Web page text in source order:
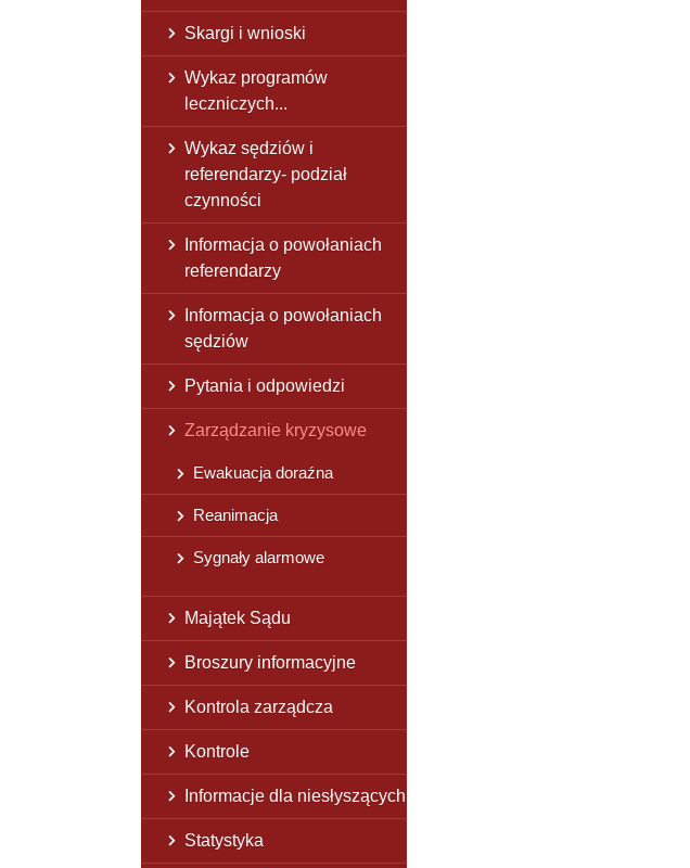
Skargi i wnioski
Wykaz programów
leczniczych...
Wykaz sędziów i
referendarzy- podział
czynności
Informacja o powołaniach
referendarzy
Informacja o powołaniach
sędziów
Pytania i odpowiedzi
Zarządzanie kryzysowe
Ewakuacja doraźna
Reanimacja
Sygnały alarmowe
Majątek Sądu
Broszury informacyjne
Kontrola zarządcza
Kontrole
Informacje dla niesłyszących
Statystyka